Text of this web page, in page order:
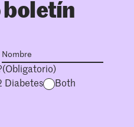
boletín
(Obligatorio)
Diabetes Both